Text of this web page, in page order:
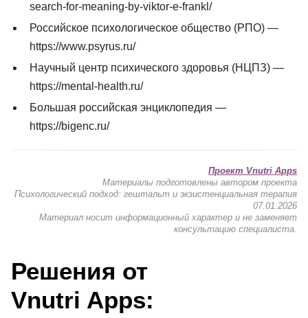
search-for-meaning-by-viktor-e-frankl/
Российское психологическое общество (РПО) —
https://www.psyrus.ru/
Научный центр психического здоровья (НЦПЗ) —
https://mental-health.ru/
Большая российская энциклопедия —
https://bigenc.ru/
Проект Vnutri Apps
Материалы подготовлены автором проекта
Психологический подход: гештальт и экзистенциальная терапия
07.01.2026
Материал носит информационный характер и не заменяет
консультацию специалиста.
Решения от
Vnutri Apps: